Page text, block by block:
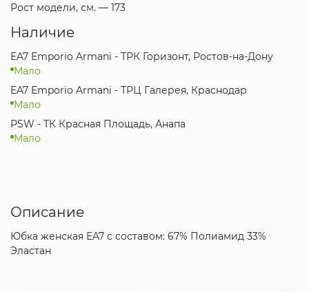
Рост модели, см. — 173
Наличие
EA7 Emporio Armani - ТРК Горизонт, Ростов-на-Дону
Мало
EA7 Emporio Armani - ТРЦ Галерея, Краснодар
Мало
PSW - ТК Красная Площадь, Анапа
Мало
Описание
Юбка женская EA7 с составом: 67% Полиамид 33%
Эластан